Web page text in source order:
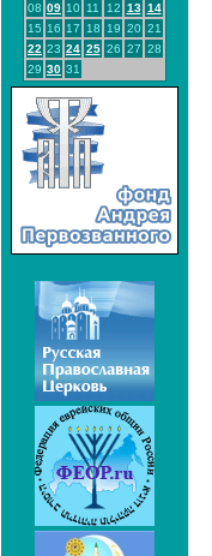
08 09 10 11 12 13 14
15 16 17 18 19 20 21
22 23 24 25 26 27 28
29 30 31